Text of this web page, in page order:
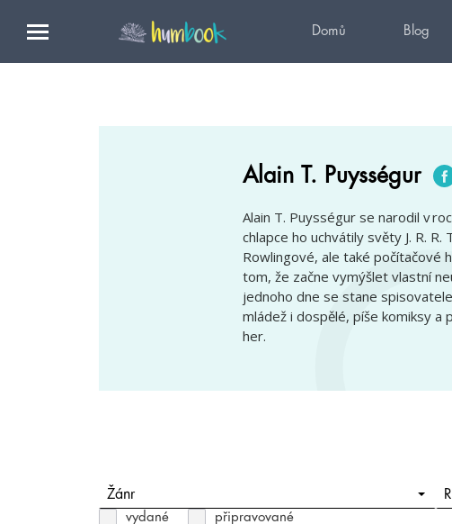
Domů Blog
Alain T. Puysségur
Alain T. Puysségur se narodil v
chlapce ho uchvátily světy J. R. R.
Rowlingové, ale také počítačové
tom, že začne vymýšlet vlastní
jednoho dne se stane
mládež i dospělé, píše komiksy
her.
Žánr
vydané připravované